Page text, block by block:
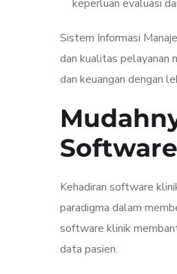
keperluan evaluasi
Sistem Informasi
dan kualitas pelayanan
dan keuangan dengan
Kehadiran software
paradigma dalam
software klinik
data pasien.